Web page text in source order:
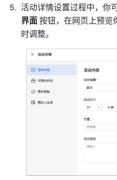
活动详情设置过程中，你
界面 按钮，在网页上预览
时调整。